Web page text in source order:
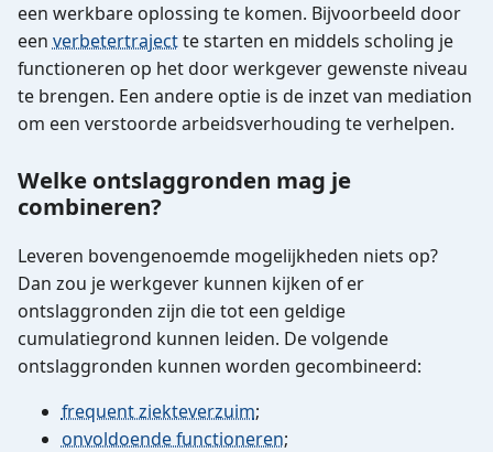
een werkbare oplossing te komen. Bijvoorbeeld door
een verbetertrajectte starten en middels scholing je
functioneren op het door werkgever gewenste niveau
te brengen. Een andere optie is de inzet van mediation
om een verstoorde arbeidsverhouding te verhelpen.
Welke ontslaggronden mag je
combineren?
Leveren bovengenoemde mogelijkheden niets op?
Dan zou je werkgever kunnen kijken of er
ontslaggronden zijn die tot een geldige
cumulatiegrond kunnen leiden. De volgende
ontslaggronden kunnen worden gecombineerd:
frequent ziekteverzuim;
onvoldoende functioneren;